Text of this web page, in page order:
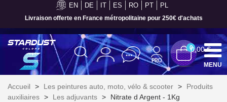
EN DE IT ES RO PT PL
Livraison offerte en France métropolitaine pour 250€ d'achats
00,00 €
MENU
Accueil > Les peintures auto, moto, vélo & scooter >
Produits
auxiliaires > Les adjuvants > Nitrate d Argent - 1Kg